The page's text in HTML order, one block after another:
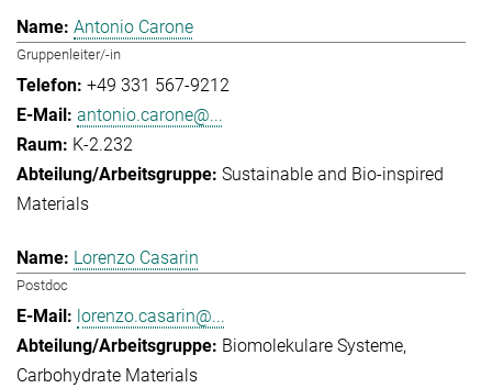
Antonio Carone
Gruppenleiter/-in
+49 331 567-9212
antonio.carone@...
K-2.232
Sustainable and Bio-inspired
Materials
Lorenzo Casarin
Postdoc
lorenzo.casarin@...
Biomolekulare Systeme
Carbohydrate Materials